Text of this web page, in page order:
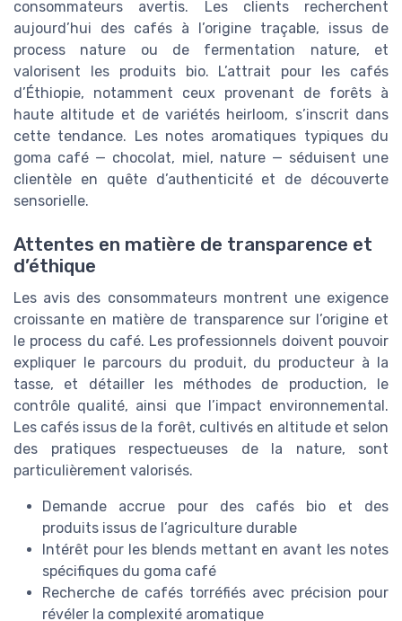
consommateurs avertis. Les clients recherchent
aujourd’hui des cafés à l’origine traçable, issus de
process nature ou de fermentation nature, et
valorisent les produits bio. L’attrait pour les cafés
d’Éthiopie, notamment ceux provenant de forêts à
haute altitude et de variétés heirloom, s’inscrit dans
cette tendance. Les notes aromatiques typiques du
goma café — chocolat, miel, nature — séduisent une
clientèle en quête d’authenticité et de découverte
sensorielle.
Attentes en matière de transparence et
d’éthique
Les avis des consommateurs montrent une exigence
croissante en matière de transparence sur l’origine et
le process du café. Les professionnels doivent pouvoir
expliquer le parcours du produit, du producteur à la
tasse, et détailler les méthodes de production, le
contrôle qualité, ainsi que l’impact environnemental.
Les cafés issus de la forêt, cultivés en altitude et selon
des pratiques respectueuses de la nature, sont
particulièrement valorisés.
Demande accrue pour des cafés bio et des
produits issus de l’agriculture durable
Intérêt pour les blends mettant en avant les notes
spécifiques du goma café
Recherche de cafés torréfiés avec précision pour
révéler la complexité aromatique